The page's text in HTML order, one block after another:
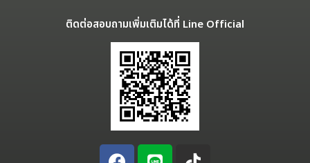
ติดต่อสอบถามเพิ่มเติมได้ที่ Line Official